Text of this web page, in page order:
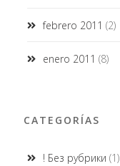
febrero 2011 (2)
enero 2011 (8)
CATEGORÍAS
! Без рубрики (1)